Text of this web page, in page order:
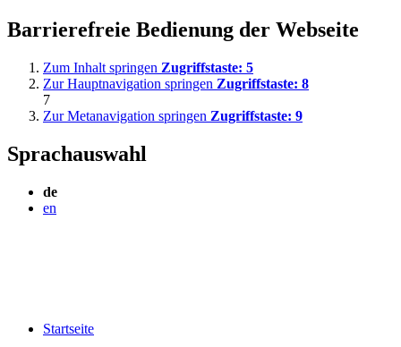
Barrierefreie Bedienung der Webseite
Zum Inhalt springen Zugriffstaste: 5
Zur Hauptnavigation springen Zugriffstaste: 8
7
Zur Metanavigation springen Zugriffstaste: 9
Sprachauswahl
de
en
Startseite